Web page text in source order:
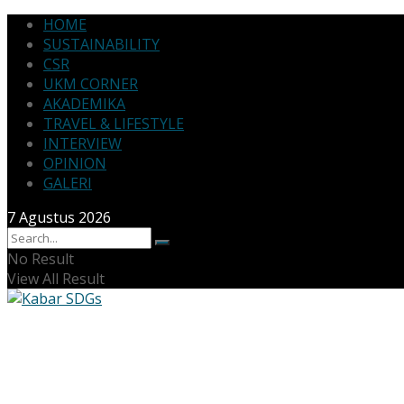
HOME
SUSTAINABILITY
CSR
UKM CORNER
AKADEMIKA
TRAVEL & LIFESTYLE
INTERVIEW
OPINION
GALERI
7 Agustus 2026
No Result
View All Result